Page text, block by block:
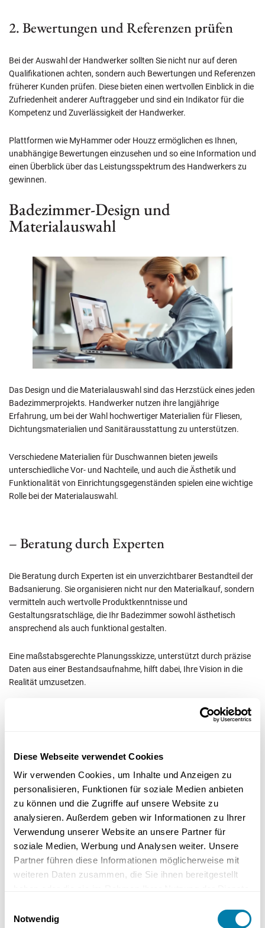
Diese Webseite verwendet Cookies
Wir verwenden Cookies, um Inhalte und Anzeigen zu
personalisieren, Funktionen für soziale Medien anbieten
zu können und die Zugriffe auf unsere Website zu
analysieren. Außerdem geben wir Informationen zu Ihrer
Verwendung unserer Website an unsere Partner für
soziale Medien, Werbung und Analysen weiter. Unsere
Partner führen diese Informationen möglicherweise mit
weiteren Daten zusammen, die Sie ihnen bereitgestellt
Notwendig
2. Bewertungen und Referenzen prüfen
Bei der Auswahl der Handwerker sollten Sie nicht nur auf deren
Qualifikationen achten, sondern auch Bewertungen und Referenzen
früherer Kunden prüfen. Diese bieten einen wertvollen Einblick in die
Zufriedenheit anderer Auftraggeber und sind ein Indikator für die
Kompetenz und Zuverlässigkeit der Handwerker.
Plattformen wie MyHammer oder Houzz ermöglichen es Ihnen,
unabhängige Bewertungen einzusehen und so eine Information und
einen Überblick über das Leistungsspektrum des Handwerkers zu
gewinnen.
Badezimmer-Design und
Materialauswahl
Das Design und die Materialauswahl sind das Herzstück eines jeden
Badezimmerprojekts. Handwerker nutzen ihre langjährige
Erfahrung, um bei der Wahl hochwertiger Materialien für Fliesen,
Dichtungsmaterialien und Sanitärausstattung zu unterstützen.
Verschiedene Materialien für Duschwannen bieten jeweils
unterschiedliche Vor- und Nachteile, und auch die Ästhetik und
Funktionalität von Einrichtungsgegenständen spielen eine wichtige
Rolle bei der Materialauswahl.
– Beratung durch Experten
Die Beratung durch Experten ist ein unverzichtbarer Bestandteil der
Badsanierung. Sie organisieren nicht nur den Materialkauf, sondern
vermitteln auch wertvolle Produktkenntnisse und
Gestaltungsratschläge, die Ihr Badezimmer sowohl ästhetisch
ansprechend als auch funktional gestalten.
Eine maßstabsgerechte Planungsskizze, unterstützt durch präzise
Daten aus einer Bestandsaufnahme, hilft dabei, Ihre Vision in die
Realität umzusetzen.
Innenarchitekten bringen kreative und stilvolle Elemente in die
Planung Ihres Badezimmers ein. Sie achten darauf, dass jedes
Detail auf Ihren persönlichen Lebensstil abgestimmt ist und bieten
so die Möglichkeit, ein echtes Traumbad zu gestalten. Ein
Innenarchitekt kann auch wertvolle Empfehlungen für ausführende
Betriebe liefern, die sich mit der Ästhetik des Raumes auskennen
modernen Klassikern zu verbinden.
Ablauf einer Badsanierung: Schritte